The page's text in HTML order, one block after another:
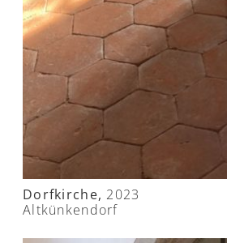
Dorfkirche, 2023
Altkünkendorf